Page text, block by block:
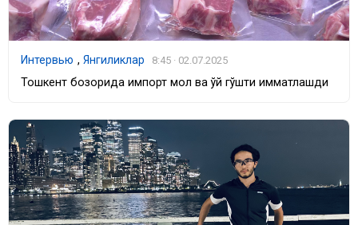
Интервью , Янгиликлар 8:45 · 02.07.2025
Тошкент бозорида импорт мол ва қўй гўшти қимматлашди